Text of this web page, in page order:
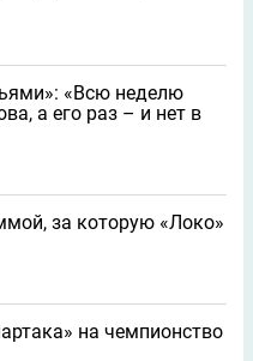
«Всю неделю
а его раз – и нет в
за которую «Локо»
на чемпионство